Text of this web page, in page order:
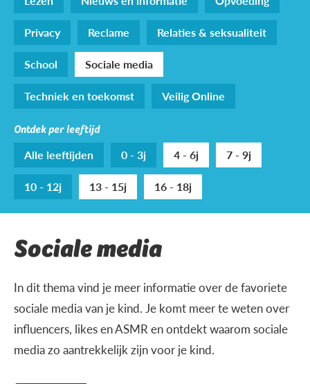
Privacy
Reclame
Relaties & seksualiteit
School
Sociale media
Techniek en toekomst
Veilig Online
Ontdek per leeftijd
Alle leeftijden 0 - 3j 4 - 6j
7 - 9j
10 - 12j
13 - 15j 16 - 18j
Sociale media
In dit thema vind je meer informatie over de favoriete
sociale media van je kind. Je komt meer te weten over
influencers, likes en ASMR en ontdekt waarom sociale
media zo aantrekkelijk zijn voor je kind.